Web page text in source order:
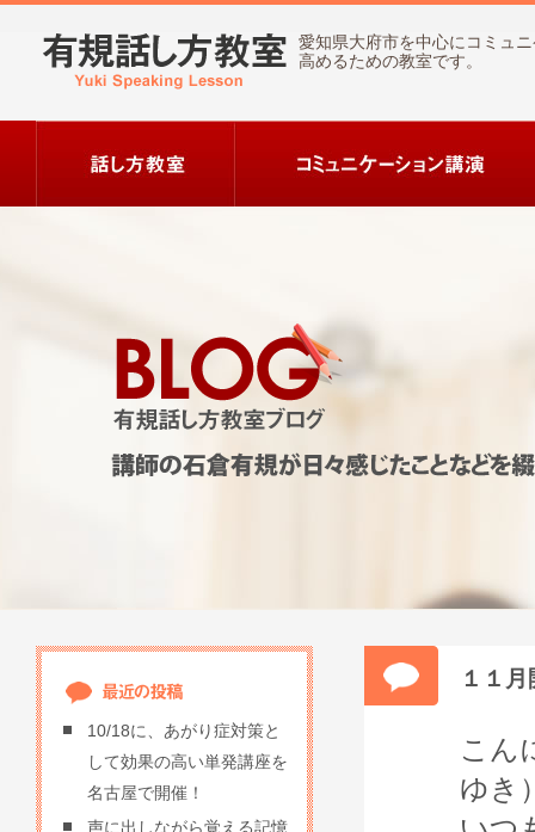
愛知県大府市を中心にコミュ
高めるための教室です。
１１
こん
ゆき
10/18に、あがり症対策と
して効果の高い単発講座を
名古屋で開催！
声に出しながら覚える記憶